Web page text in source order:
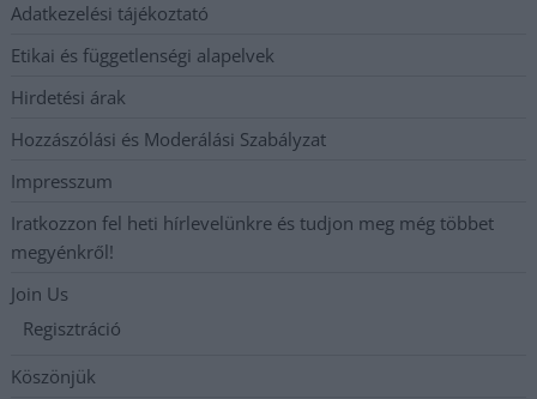
Adatkezelési tájékoztató
Etikai és függetlenségi alapelvek
Hirdetési árak
Hozzászólási és Moderálási Szabályzat
Impresszum
Iratkozzon fel heti hírlevelünkre és tudjon meg még többet
megyénkről!
Join Us
Regisztráció
Köszönjük